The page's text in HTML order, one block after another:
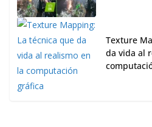
Texture
da vida al